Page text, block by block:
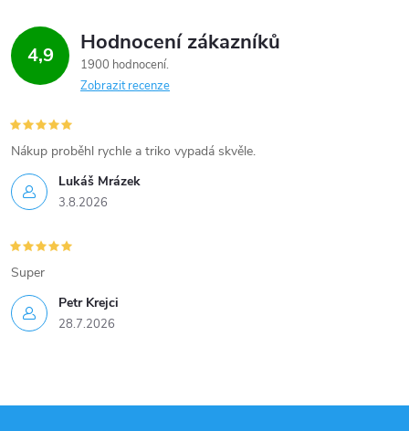
4,9 Hodnocení zákazníků
1900 hodnocení
Zobrazit recenze
Lukáš Mrázek
3.8.2026
Nákup proběhl rychle a triko vypadá skvěle.
Petr Krejci
28.7.2026
Super